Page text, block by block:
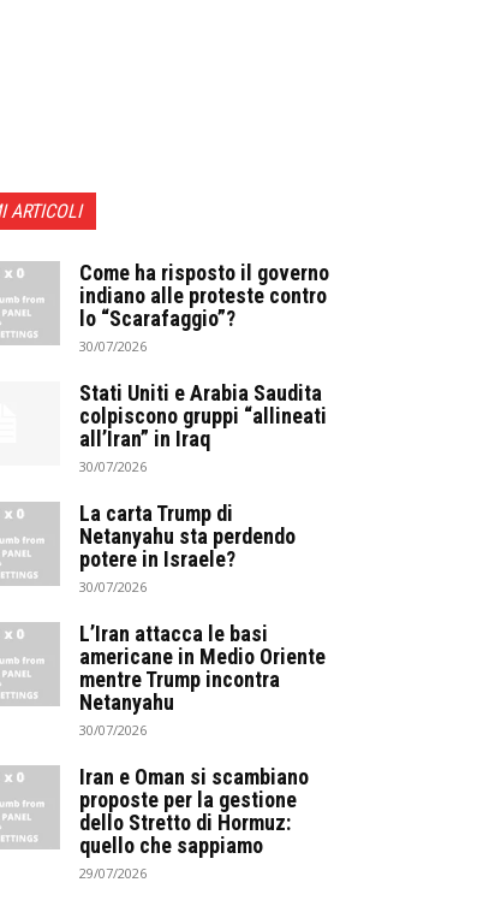
ARTICOLI
Come ha risposto il governo
indiano alle proteste contro
lo “Scarafaggio”?
30/07/2026
Stati Uniti e Arabia Saudita
colpiscono gruppi “allineati
all’Iran” in Iraq
30/07/2026
La carta Trump di
Netanyahu sta perdendo
potere in Israele?
30/07/2026
L’Iran attacca le basi
americane in Medio Oriente
mentre Trump incontra
Netanyahu
30/07/2026
Iran e Oman si scambiano
proposte per la gestione
dello Stretto di Hormuz:
quello che sappiamo
29/07/2026